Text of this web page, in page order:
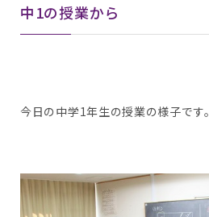
中1の授業から
今日の中学1年生の授業の様子です。